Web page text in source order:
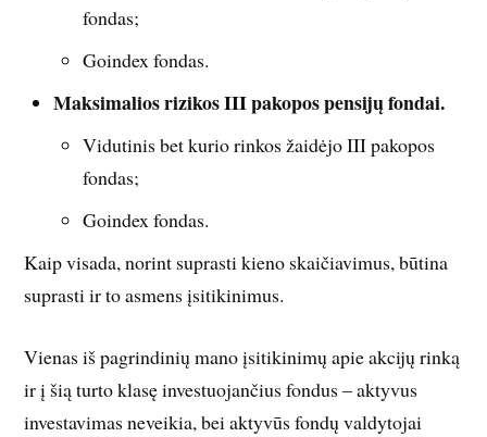
fondas;
Goindex fondas.
Maksimalios rizikos III pakopos pensijų fondai.
Vidutinis bet kurio rinkos žaidėjo III pakopos
fondas;
Goindex fondas.
Kaip visada, norint suprasti kieno skaičiavimus, būtina
suprasti ir to asmens įsitikinimus.
Vienas iš pagrindinių mano įsitikinimų apie akcijų rinką
ir į šią turto klasę investuojančius fondus – aktyvus
investavimas neveikia, bei aktyvūs fondų valdytojai